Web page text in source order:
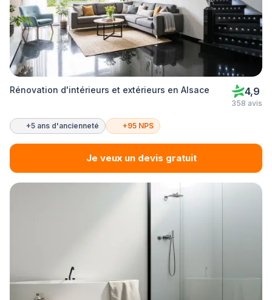
Rénovation d'intérieurs et extérieurs en Alsace 4,9
358 avis
+5 ans d'ancienneté +95 NPS
Je veux un devis gratuit